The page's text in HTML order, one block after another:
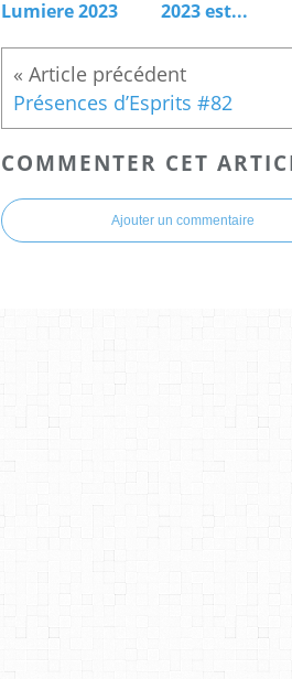
Lumiere 2023
2023 est...
Présences d’Esprits #82
COMMENTER CET
Ajouter un commentaire